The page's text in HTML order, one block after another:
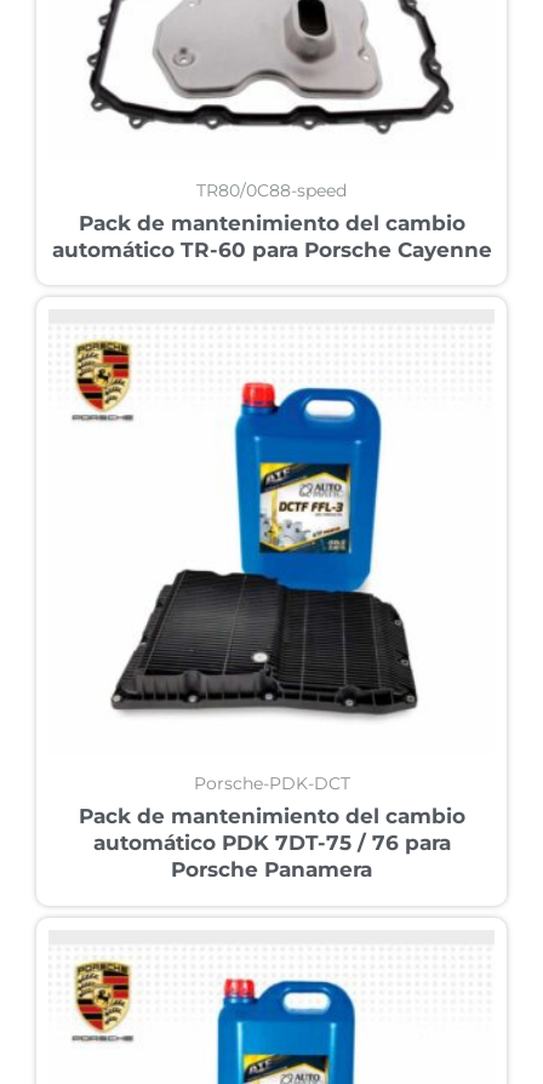
TR80/0C88-speed
Pack de mantenimiento del cambio
automático TR-60 para Porsche Cayenne
Porsche-PDK-DCT
Pack de mantenimiento del cambio
automático PDK 7DT-75 / 76 para
Porsche Panamera